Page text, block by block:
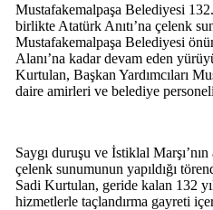
Mustafakemalpaşa Belediyesi
birlikte Atatürk Anıtı’na çelenk
Mustafakemalpaşa Belediyesi
Alanı’na kadar devam eden
Kurtulan, Başkan Yardımcıları
daire amirleri ve belediye personeli
Saygı duruşu ve İstiklal Marşı’nın
çelenk sunumunun yapıldığı
Sadi Kurtulan, geride kalan 132
hizmetlerle taçlandırma gayreti